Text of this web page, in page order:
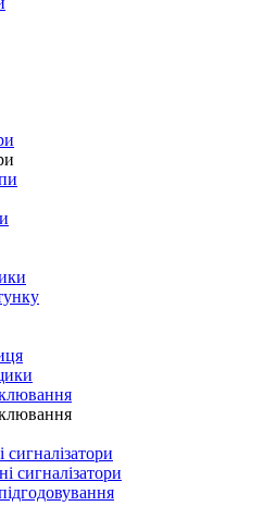
сигналізатори
сигналізатори